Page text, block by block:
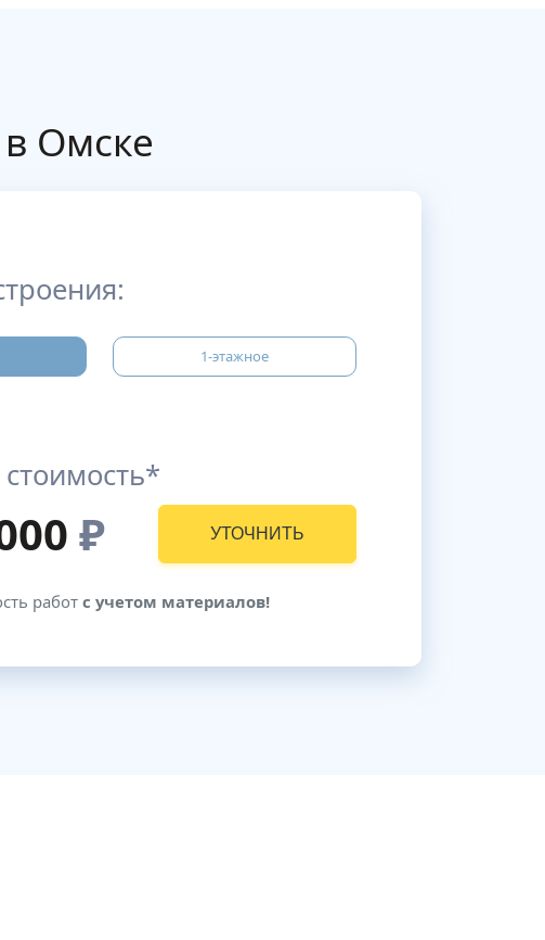
Омске
1-этажное
₽ УТОЧНИТЬ
работ с учетом материалов!